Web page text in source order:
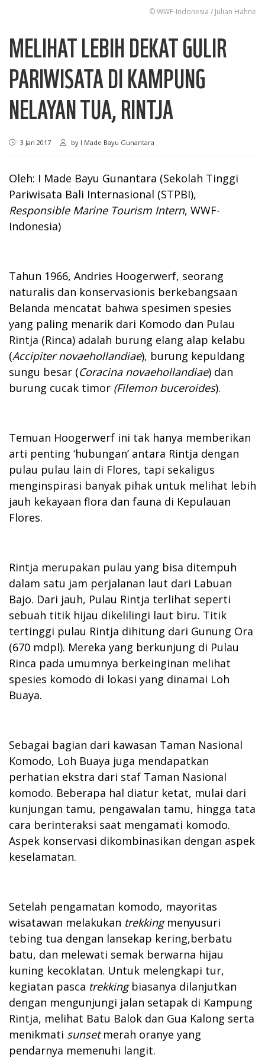
© WWF-Indonesia / Julian Hahne
MELIHAT LEBIH DEKAT GULIR
PARIWISATA DI KAMPUNG
NELAYAN TUA, RINTJA
3 Jan 2017 by I Made Bayu Gunantara
Oleh: I Made Bayu Gunantara (Sekolah Tinggi
Pariwisata Bali Internasional (STPBI),
Responsible Marine Tourism Intern, WWF-
Indonesia)
Tahun 1966, Andries Hoogerwerf, seorang
naturalis dan konservasionis berkebangsaan
Belanda mencatat bahwa spesimen spesies
yang paling menarik dari Komodo dan Pulau
Rintja (Rinca) adalah burung elang alap kelabu
(Accipiter novaehollandiae), burung kepuldang
sungu besar (Coracina novaehollandiae) dan
burung cucak timor (Filemon buceroides).
Temuan Hoogerwerf ini tak hanya memberikan
arti penting ‘hubungan’ antara Rintja dengan
pulau pulau lain di Flores, tapi sekaligus
menginspirasi banyak pihak untuk melihat lebih
jauh kekayaan flora dan fauna di Kepulauan
Flores.
Rintja merupakan pulau yang bisa ditempuh
dalam satu jam perjalanan laut dari Labuan
Bajo. Dari jauh, Pulau Rintja terlihat seperti
sebuah titik hijau dikelilingi laut biru. Titik
tertinggi pulau Rintja dihitung dari Gunung Ora
(670 mdpl). Mereka yang berkunjung di Pulau
Rinca pada umumnya berkeinginan melihat
spesies komodo di lokasi yang dinamai Loh
Buaya.
Sebagai bagian dari kawasan Taman Nasional
Komodo, Loh Buaya juga mendapatkan
perhatian ekstra dari staf Taman Nasional
komodo. Beberapa hal diatur ketat, mulai dari
kunjungan tamu, pengawalan tamu, hingga tata
cara berinteraksi saat mengamati komodo.
Aspek konservasi dikombinasikan dengan aspek
keselamatan.
Setelah pengamatan komodo, mayoritas
wisatawan melakukan trekking menyusuri
tebing tua dengan lansekap kering,berbatu
batu, dan melewati semak berwarna hijau
kuning kecoklatan. Untuk melengkapi tur,
kegiatan pasca trekkingbiasanya dilanjutkan
dengan mengunjungi jalan setapak di Kampung
Rintja, melihat Batu Balok dan Gua Kalong serta
menikmati sunsetmerah oranye yang
pendarnya memenuhi langit.